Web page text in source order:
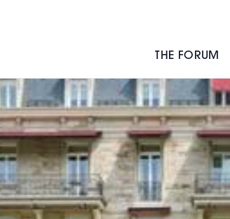
THE FORUM
SPEAKERS
DIAMONDS AWARDS
SPONSORS MEDIA